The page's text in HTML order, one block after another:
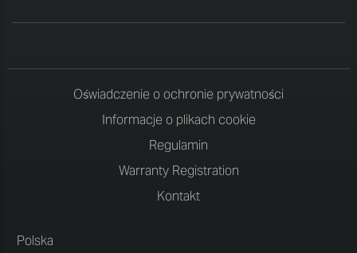
Oświadczenie o ochronie prywatności
Informacje o plikach cookie
Regulamin
Warranty Registration
Kontakt
Polska